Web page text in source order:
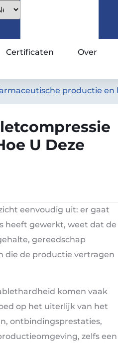
Certificaten Over
productie en
U Deze
eenvoudig uit: er gaat
heeft gewerkt, weet dat de
gereedschap
die de productie vertragen
komen vaak
op het uiterlijk van het
ontbindingsprestaties,
zelfs een